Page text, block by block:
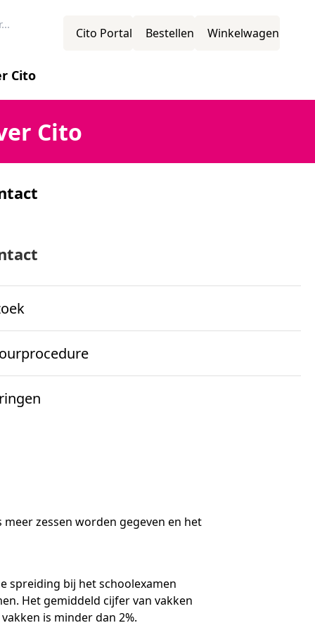
onderzoek
prototypes
Cito
Cito
vragen
naar
gezocht
Cito Portal Bestellen Winkelwagen
van cijfers in het voortgezet
Naast historische ontwikkeling
met en zonder centraal examen.
zessen worden gegeven en het
spreiding bij het schoolexamen
Het gemiddeld cijfer van vakken
is minder dan 2%.